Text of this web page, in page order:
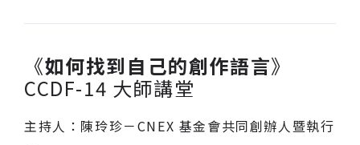
《如何找到自己的創作語言》
CCDF-14 大師講堂
主持人：陳玲珍－CNEX 基金會共同創辦人暨執行